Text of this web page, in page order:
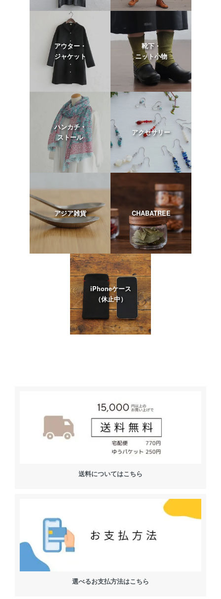
アウター・
ジャケット
靴下・
ニット小物
ハンカチ・
ストール
アクセサリー
アジア雑貨 CHABATREE
iPhoneケース
（休止中）
送料についてはこちら
選べるお支払方法はこちら